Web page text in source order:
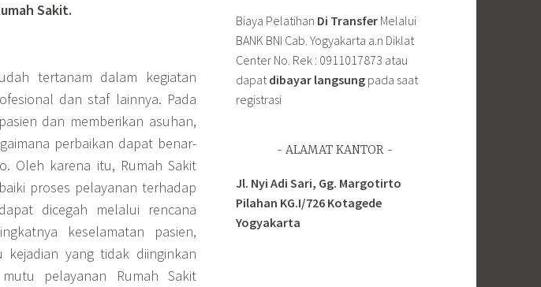
Sakit.
tertanam dalam kegiatan
dan staf lainnya. Pada
dan memberikan asuhan,
perbaikan dapat benar-
Oleh karena itu, Rumah Sakit
proses pelayanan terhadap
dicegah melalui rencana
keselamatan pasien,
kejadian yang tidak diinginkan
pelayanan Rumah Sakit
Biaya Pelatihan Di Transfer Melalui
BANK BNI Cab. Yogyakarta a.n Diklat
Center No. Rek : 0911017873 atau
dapatdibayar langsung pada saat
registrasi
ALAMAT KANTOR
Jl. Nyi Adi Sari, Gg. Margotirto
Pilahan KG.I/726 Kotagede
Yogyakarta